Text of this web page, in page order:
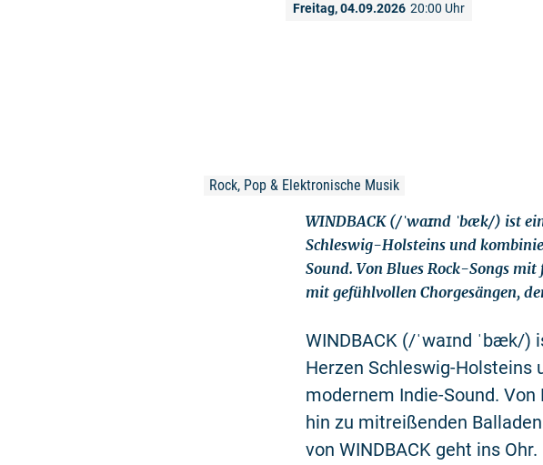
Freitag, 04.09.2026 20:00 Uhr
Rock, Pop & Elektronische Musik
WINDBACK (/ˈwaɪnd ˈbæk/) ist
Schleswig-Holsteins und
Sound. Von Blues Rock-Songs
mit gefühlvollen Chorgesängen,
WINDBACK (/ˈwaɪnd ˈbæk/
Herzen Schleswig-Holsteins
modernem Indie-Sound.
hin zu mitreißenden
von WINDBACK geht ins Ohr.